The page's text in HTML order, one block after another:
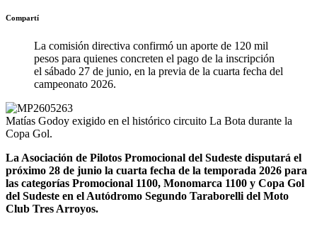
Compartí
La comisión directiva confirmó un aporte de 120 mil
pesos para quienes concreten el pago de la inscripción
el sábado 27 de junio, en la previa de la cuarta fecha del
campeonato 2026.
Matías Godoy exigido en el histórico circuito La Bota durante la
Copa Gol.
La Asociación de Pilotos Promocional del Sudeste disputará el
próximo 28 de junio la cuarta fecha de la temporada 2026 para
las categorías Promocional 1100, Monomarca 1100 y Copa Gol
del Sudeste en el Autódromo Segundo Taraborelli del Moto
Club Tres Arroyos.